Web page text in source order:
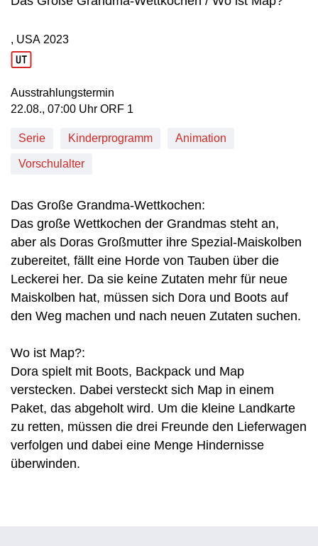
Produktionsland: USA
, USA
Produktionsjahr: 2023
2023
Ausstrahlungstermin
22. August, 07:00 Uhr in ORF 1
22.08., 07:00 Uhr ORF 1
Serie Kinderprogramm Animation
Vorschulalter
Das Große Grandma-Wettkochen:
Das große Wettkochen der Grandmas steht an,
aber als Doras Großmutter ihre Spezial-Maiskolben
zubereitet, fällt eine Horde von Tauben über die
Leckerei her. Da sie keine Zutaten mehr für neue
Maiskolben hat, müssen sich Dora und Boots auf
den Weg machen und nach neuen Zutaten suchen.
Wo ist Map?:
Dora spielt mit Boots, Backpack und Map
verstecken. Dabei versteckt sich Map in einem
Paket, das abgeholt wird. Um die kleine Landkarte
zu retten, müssen die drei Freunde den Lieferwagen
verfolgen und dabei eine Menge Hindernisse
überwinden.